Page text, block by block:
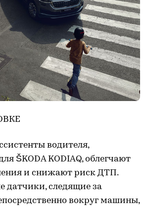
водителя,
ŠKODA KODIAQ, облегчают
и снижают риск ДТП.
датчики, следящие за
вокруг машины,